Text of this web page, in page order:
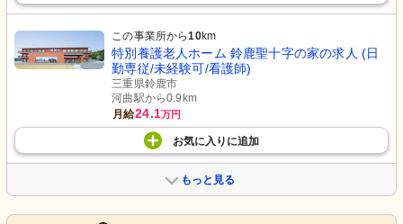
この事業所から10km
特別養護老人ホーム 鈴鹿聖十字の家の求人 (日
勤専従/未経験可/看護師)
三重県鈴鹿市
河曲駅から0.9km
月給24.1万円
お気に入り に追加
もっと見る